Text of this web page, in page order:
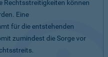
Rechtsstreitigkeiten können
Eine
für die entstehenden
zumindest die Sorge vor